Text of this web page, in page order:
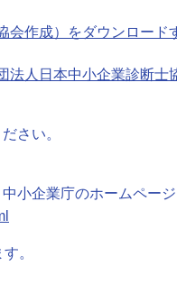
作成）をダウンロード
人日本中小企業診断士
さい。
小企業庁のホームページ
。